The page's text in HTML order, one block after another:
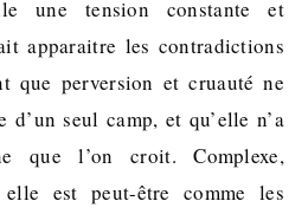
une tension constante et
apparaitre les contradictions
que perversion et cruauté ne
d’un seul camp, et qu’elle n’a
que l’on croit. Complexe,
est peut-être comme les